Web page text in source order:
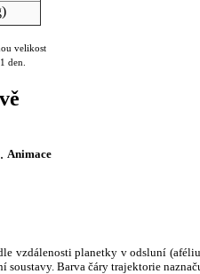
velikost
den.
Animace
vzdálenosti planetky v odsluní
Barva čáry trajektorie